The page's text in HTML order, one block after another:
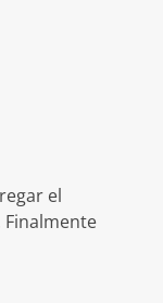
el
Finalmente